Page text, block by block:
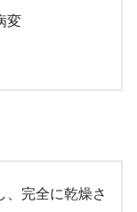
変
、完全に乾燥さ